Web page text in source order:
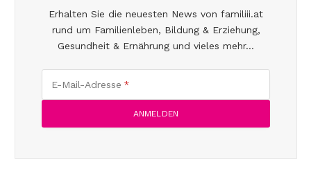
Erhalten Sie die neuesten News von familiii.at
rund um Familienleben, Bildung & Erziehung,
Gesundheit & Ernährung und vieles mehr...
E-Mail-Adresse